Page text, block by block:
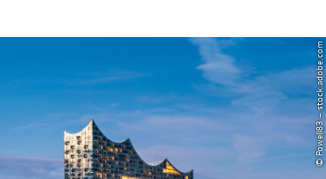
© Powell83 – stock.adobe.com